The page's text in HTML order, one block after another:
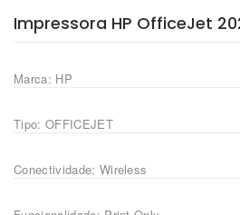
Impressora HP OfficeJet
Marca: HP
Tipo: OFFICEJET
Conectividade: Wireless